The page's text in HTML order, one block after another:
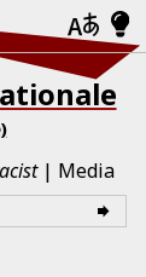
Media